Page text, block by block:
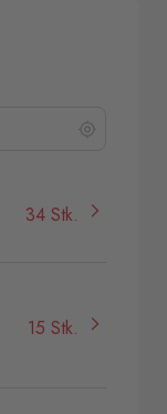
34 Stk.
15 Stk.